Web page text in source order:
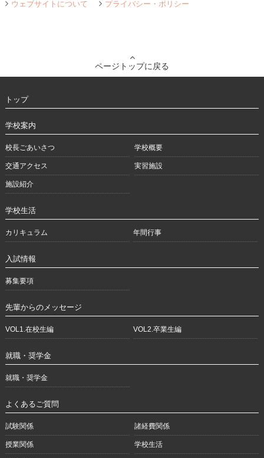
ウェブサイトについて プライバシー・ポリシー
ページトップに戻る
トップ
学校案内
校長ごあいさつ 学校概要
交通アクセス 実習施設
施設紹介
学校生活
カリキュラム 年間行事
入試情報
募集要項
先輩からのメッセージ
VOL1.在校生編 VOL2.卒業生編
就職・奨学金
就職・奨学金
よくあるご質問
試験関係 諸経費関係
授業関係 学校生活